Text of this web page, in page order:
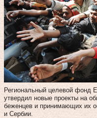
Региональный целевой фонд
утвердил новые проекты на
беженцев и принимающих их
и Сербии.